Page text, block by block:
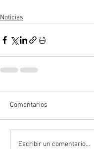
Noticias
Comentarios
Escribir un comentario...